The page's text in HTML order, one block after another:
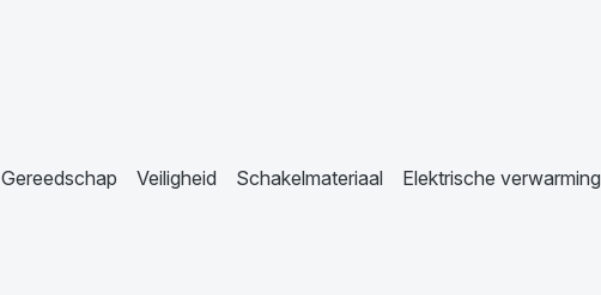
Gereedschap Veiligheid Schakelmateriaal Elektrische verwarming